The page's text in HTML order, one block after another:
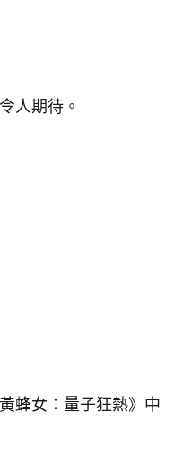
人期待。
蜂女：量子狂熱》中